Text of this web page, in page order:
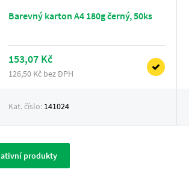
Barevný karton A4 180g černý, 50ks
153,07 Kč
126,50 Kč bez DPH
Kat. číslo: 141024
produkty